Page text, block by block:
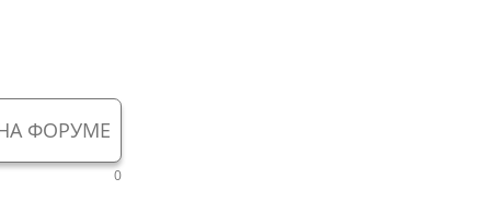
ФОРУМЕ
0